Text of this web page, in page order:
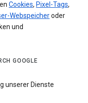
Cookies, Pixel-Tags,
Webspeicheroder
und
GOOGLE
unserer Dienste